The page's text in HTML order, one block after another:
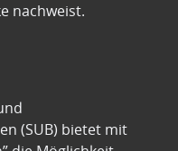
nachweist.
(SUB) bietet mit